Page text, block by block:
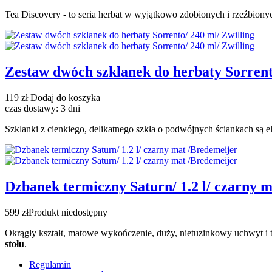
Tea Discovery - to seria herbat w wyjątkowo zdobionych i
Zestaw dwóch szklanek do herbaty
119 złDodaj do koszyka
czas dostawy: 3 dni
Szklanki z cienkiego, delikatnego szkła o podwójnych ściankach
Dzbanek termiczny Saturn/ 1.2 l/ czarny
599 złProdukt niedostępny
Okrągły kształt, matowe wykończenie, duży, nietuzinkowy uchwyt
stołu.
Regulamin